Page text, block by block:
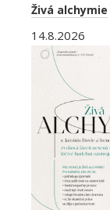
Živá alchymie
14.8.2026